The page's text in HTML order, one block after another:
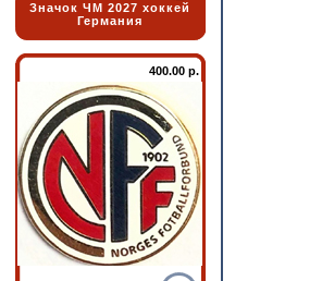
Значок ЧМ 2027 хоккей
Германия
400.00 р.